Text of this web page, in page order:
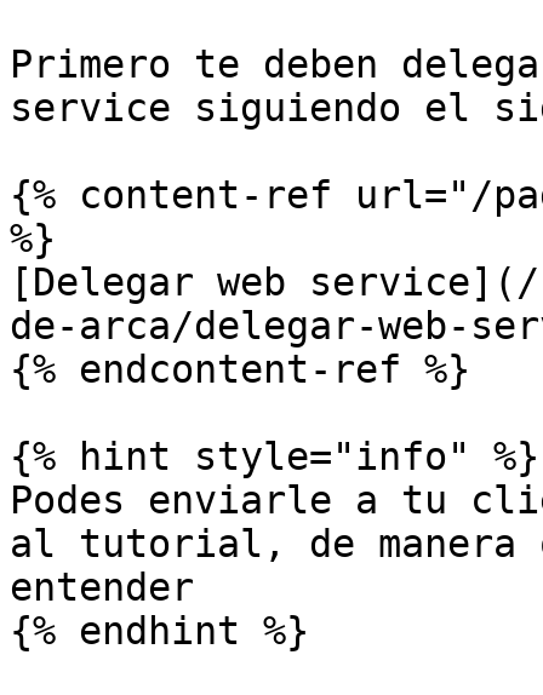
Primero te deben
service siguiendo el
{% content-ref url="/
%}
[Delegar web
de-arca/delegar-web-
{% endcontent-ref %}
{% hint style="info" %}
Podes enviarle a tu
al tutorial, de manera
entender
{% endhint %}